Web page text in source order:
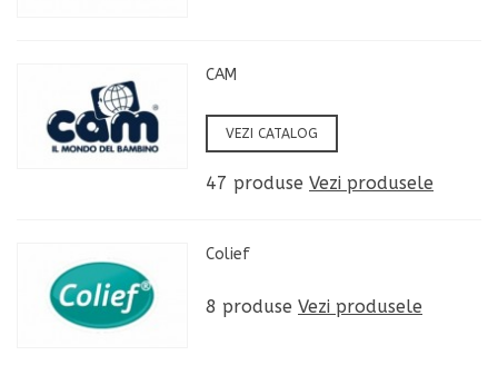
CAM
VEZI CATALOG
47 produse Vezi produsele
Colief
8 produse Vezi produsele